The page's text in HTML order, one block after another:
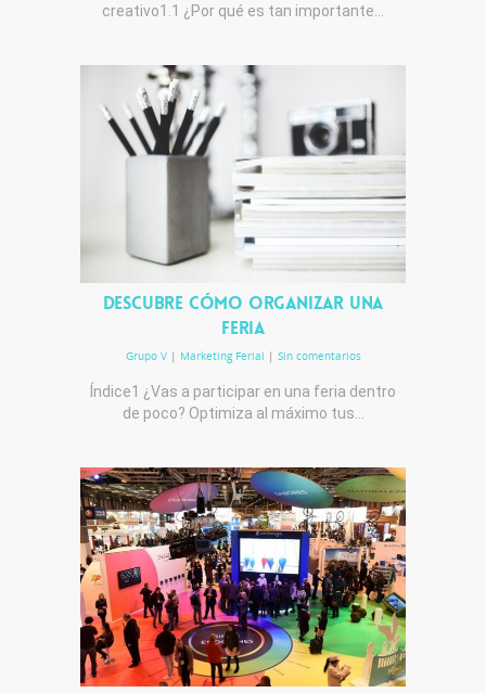
creativo1.1 ¿Por qué es tan importante…
Descubre cómo organizar una
feria
Grupo V | Marketing Ferial | Sin comentarios
Índice1 ¿Vas a participar en una feria dentro
de poco? Optimiza al máximo tus…